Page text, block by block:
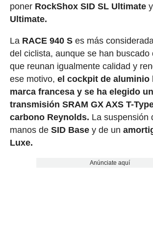
poner RockShox SID SL Ultimatey
Ultimate.
La RACE 940 Ses más
del ciclista, aunque se han buscado
que reunan igualmente calidad y
ese motivo, el cockpit de aluminio
marca francesa y se ha elegido
transmisión SRAM GX AXS T-
carbono Reynolds. La suspensión
manos de SID Basey de un
Luxe.
Anúnciate aquí